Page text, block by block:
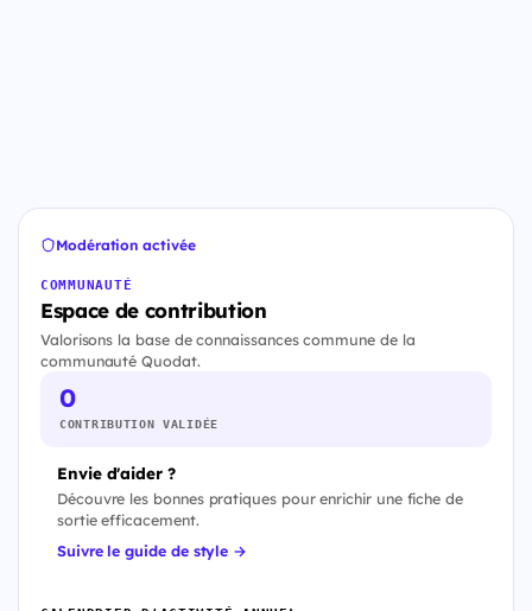
Modération activée
COMMUNAUTÉ
Espace de contribution
Valorisons la base de connaissances commune de la
communauté Quodat.
0
CONTRIBUTION VALIDÉE
Envie d'aider ?
Découvre les bonnes pratiques pour enrichir une fiche de
sortie efficacement.
Suivre le guide de style →